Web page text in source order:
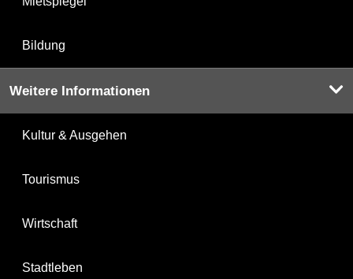
Bildung
Weitere Informationen
Kultur & Ausgehen
Tourismus
Wirtschaft
Stadtleben